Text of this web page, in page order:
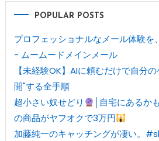
POPULAR POSTS
プロフェッショナルなメール体験を
- ムームードメインメール
【未経験OK】AIに頼むだけで自分
開"する全手順
超小さい奴せどり
│自宅にあるか
の商品がヤフオクで3万円
加藤純一のキャッチングが凄い。